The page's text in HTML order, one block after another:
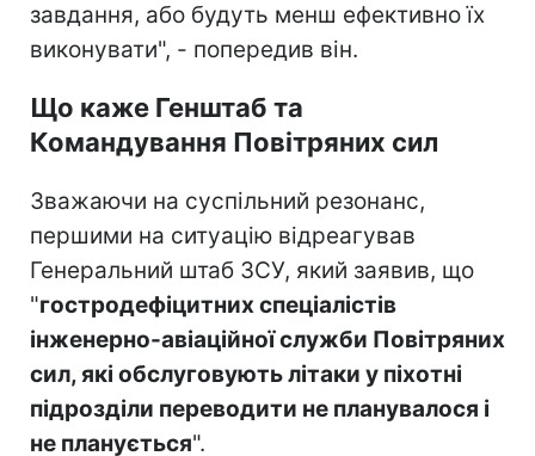
завдання, або будуть менш ефективно їх
виконувати", - попередив він.
Що каже Генштаб та
Командування Повітряних сил
Зважаючи на суспільний резонанс,
першими на ситуацію відреагував
Генеральний штаб ЗСУ, який заявив, що
"гостродефіцитних спеціалістів
інженерно-авіаційної служби Повітряних
сил, які обслуговують літаки у піхотні
підрозділи переводити не планувалося і
не планується".